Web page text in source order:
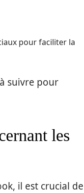
pour faciliter la
suivre pour
les
il est crucial de